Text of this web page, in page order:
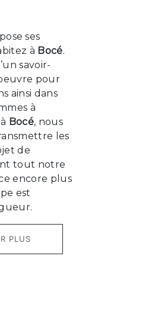
ses
à Bocé.
savoir-
pour
ainsi dans
à
Bocé, nous
les
de
tout notre
encore plus
est
PLUS